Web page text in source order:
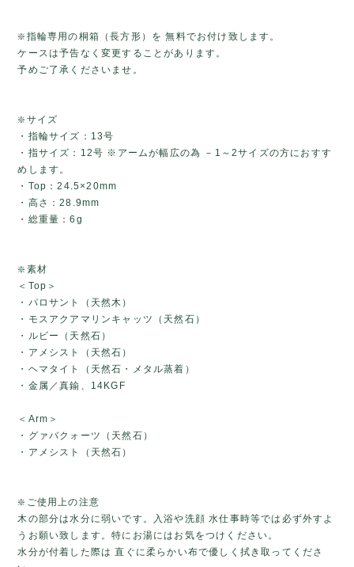
❇️指輪専用の桐箱（長方形）を 無料でお付け致します。
ケースは予告なく変更することがあります。
予めご了承くださいませ。
❇️サイズ
・指輪サイズ：13号
・指サイズ：12号 ※アームが幅広の為 －1～2サイズの方におすす
めします。
・Top：24.5×20mm
・高さ：28.9mm
・総重量：6g
❇️素材
＜Top＞
・パロサント（天然木）
・モスアクアマリンキャッツ（天然石）
・ルビー（天然石）
・アメシスト（天然石）
・ヘマタイト（天然石・メタル蒸着）
・金属／真鍮、14KGF
＜Arm＞
・グァバクォーツ（天然石）
・アメシスト（天然石）
❇️ご使用上の注意
木の部分は水分に弱いです。入浴や洗顔 水仕事時等では必ず外すよ
うお願い致します。特にお湯にはお気をつけください。
水分が付着した際は 直ぐに柔らかい布で優しく拭き取ってくださ